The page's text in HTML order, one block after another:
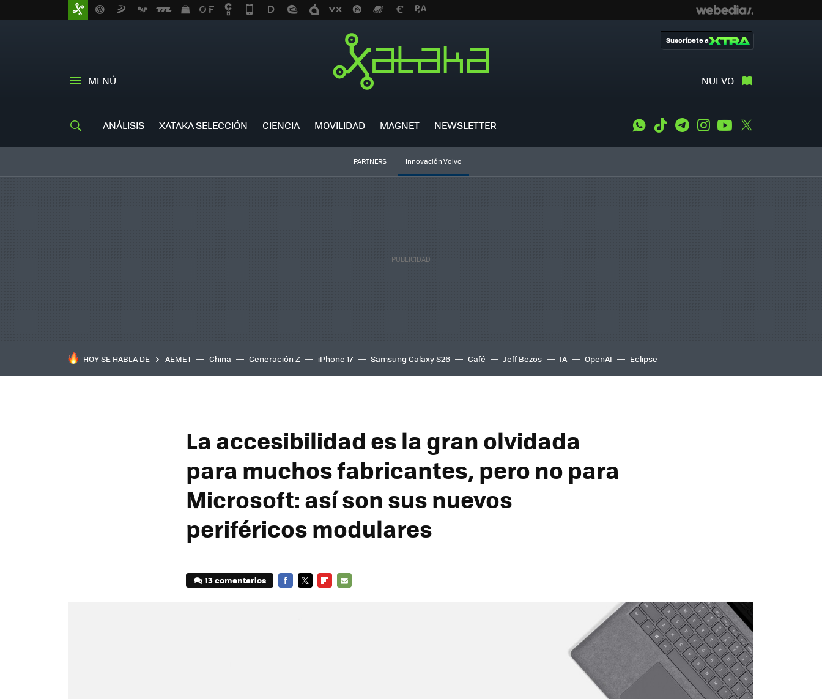
MENÚ NUEVO
Suscríbete a
ANÁLISIS XATAKA SELECCIÓN CIENCIA MOVILIDAD MAGNET NEWSLETTER WhatsApp
Tiktok TelegramInstagramYoutube
PARTNERS Innovación Volvo
HOY SE HABLA DE AEMET China Generación Z iPhone 17 Samsung Galaxy S26 Café Jeff Bezos IA OpenAI Eclipse
La accesibilidad es la gran olvidada
para muchos fabricantes, pero no para
Microsoft: así son sus nuevos
periféricos modulares
13 comentarios